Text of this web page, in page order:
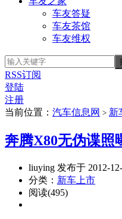
车友答疑
车友茶馆
车友维权
RSS订阅
登陆
注册
当前位置： 汽车信息网 > 新
奔腾X80无伪谍照
liuying 发布于 2012-
分类： 新车上市
阅读(495)